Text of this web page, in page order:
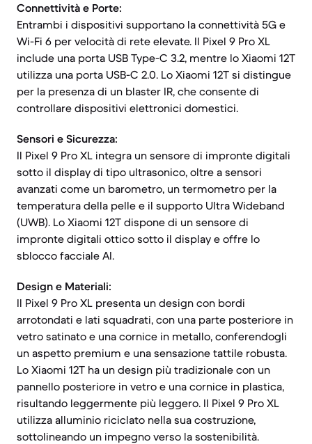
Connettività e Porte:
Entrambi i dispositivi supportano la connettività 5G e
Wi-Fi 6 per velocità di rete elevate. Il Pixel 9 Pro XL
include una porta USB Type-C 3.2, mentre lo Xiaomi 12T
utilizza una porta USB-C 2.0. Lo Xiaomi 12T si distingue
per la presenza di un blaster IR, che consente di
controllare dispositivi elettronici domestici.
Sensori e Sicurezza:
Il Pixel 9 Pro XL integra un sensore di impronte digitali
sotto il display di tipo ultrasonico, oltre a sensori
avanzati come un barometro, un termometro per la
temperatura della pelle e il supporto Ultra Wideband
(UWB). Lo Xiaomi 12T dispone di un sensore di
impronte digitali ottico sotto il display e offre lo
sblocco facciale AI.
Design e Materiali:
Il Pixel 9 Pro XL presenta un design con bordi
arrotondati e lati squadrati, con una parte posteriore in
vetro satinato e una cornice in metallo, conferendogli
un aspetto premium e una sensazione tattile robusta.
Lo Xiaomi 12T ha un design più tradizionale con un
pannello posteriore in vetro e una cornice in plastica,
risultando leggermente più leggero. Il Pixel 9 Pro XL
utilizza alluminio riciclato nella sua costruzione,
sottolineando un impegno verso la sostenibilità.